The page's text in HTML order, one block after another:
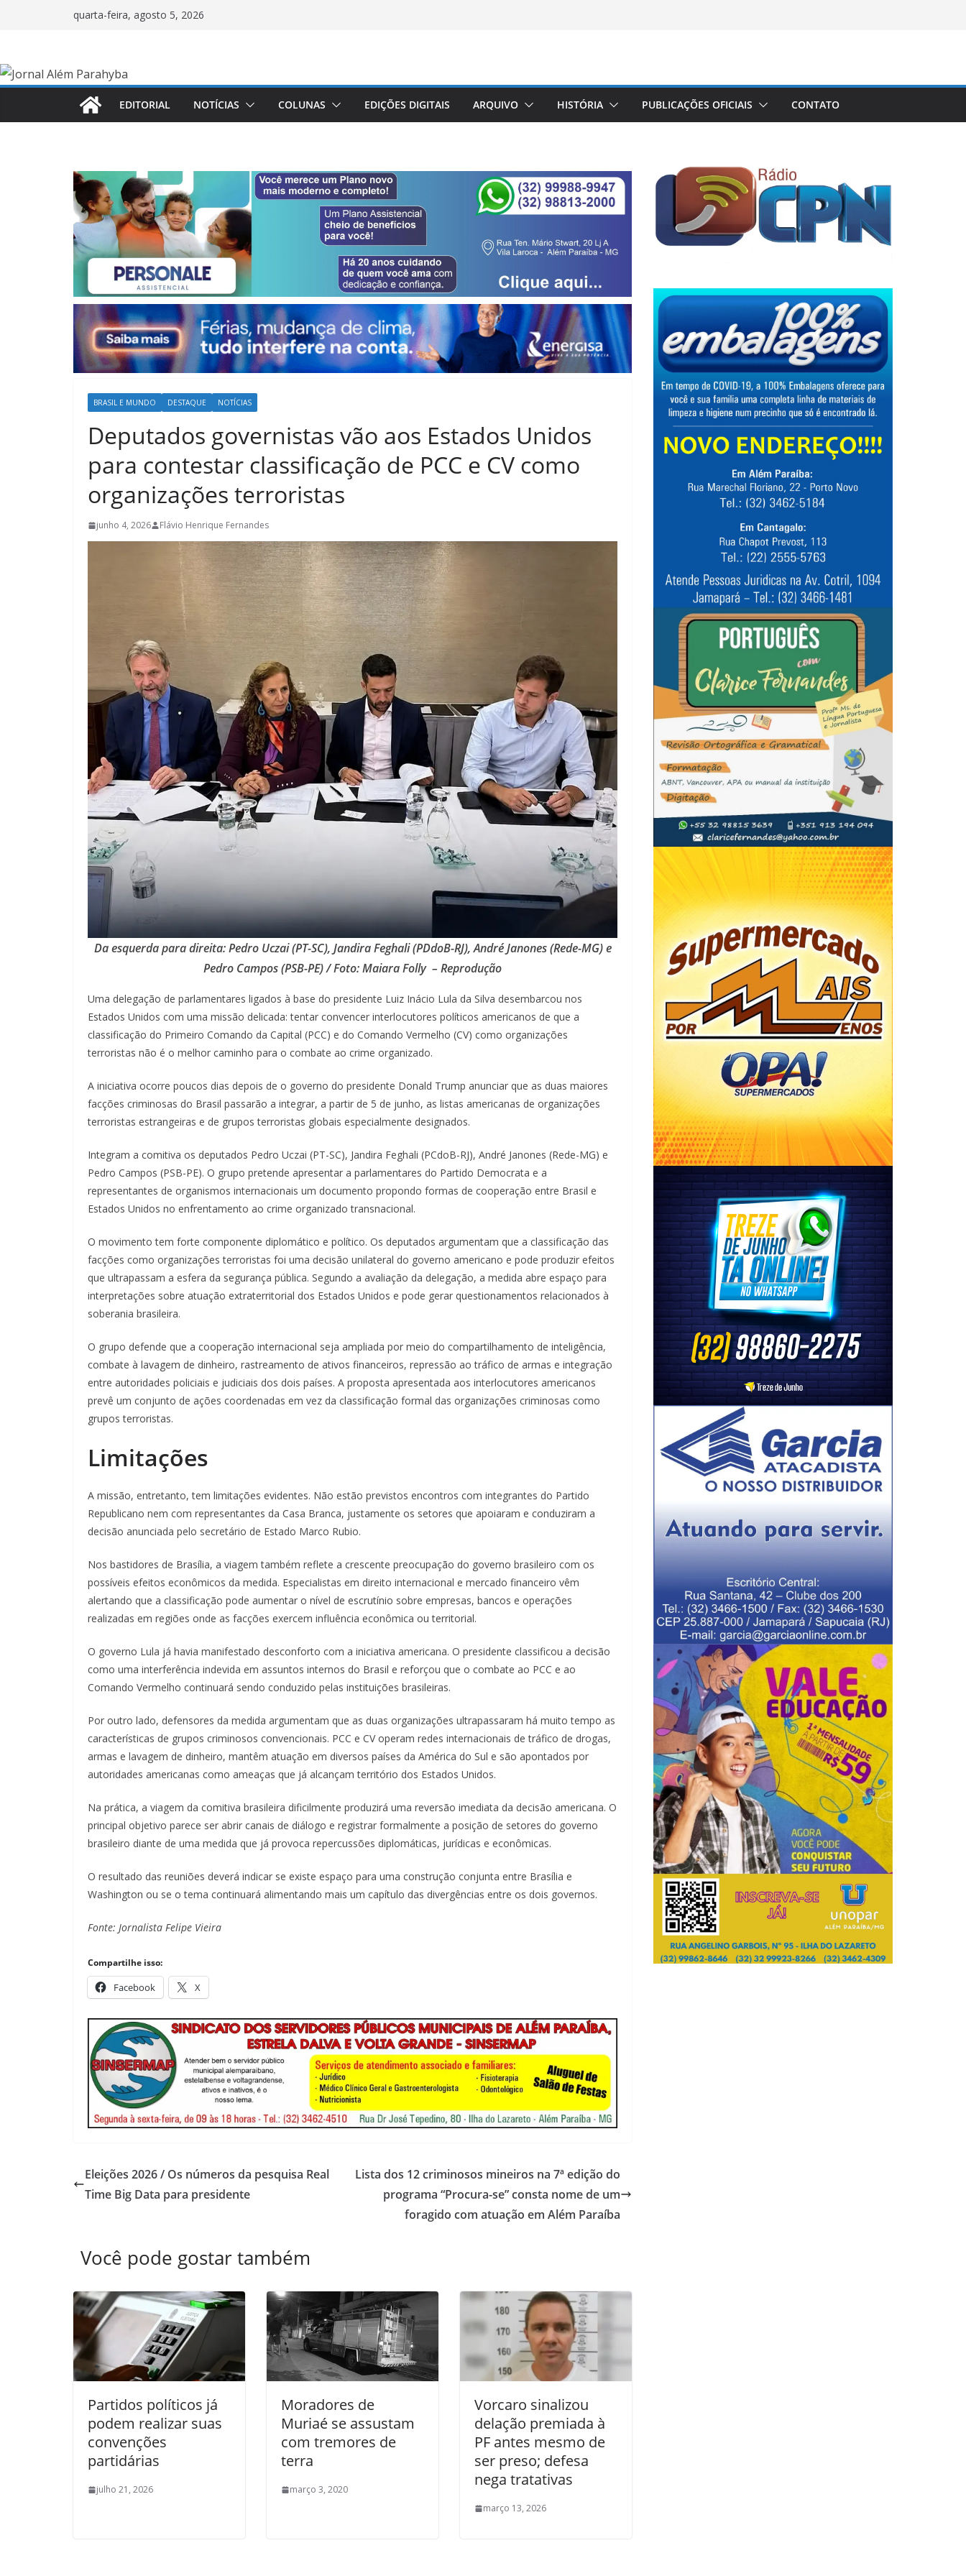
conteúdo
quarta-feira, agosto 5, 2026
EDITORIAL NOTÍCIAS COLUNAS EDIÇÕES DIGITAIS ARQUIVO HISTÓRIA PUBLICAÇÕES OFICIAIS CONTATO
BRASIL E MUNDO DESTAQUE NOTÍCIAS
Deputados governistas vão aos Estados Unidos
para contestar classificação de PCC e CV como
organizações terroristas
junho 4, 2026 Flávio Henrique Fernandes
Da esquerda para direita: Pedro Uczai (PT-SC), Jandira Feghali (PDdoB-RJ), André Janones (Rede-MG) e
Pedro Campos (PSB-PE) / Foto: Maiara Folly – Reprodução
Uma delegação de parlamentares ligados à base do presidente Luiz Inácio Lula da Silva desembarcou nos
Estados Unidos com uma missão delicada: tentar convencer interlocutores políticos americanos de que a
classificação do Primeiro Comando da Capital (PCC) e do Comando Vermelho (CV) como organizações
terroristas não é o melhor caminho para o combate ao crime organizado.
A iniciativa ocorre poucos dias depois de o governo do presidente Donald Trump anunciar que as duas maiores
facções criminosas do Brasil passarão a integrar, a partir de 5 de junho, as listas americanas de organizações
terroristas estrangeiras e de grupos terroristas globais especialmente designados.
Integram a comitiva os deputados Pedro Uczai (PT-SC), Jandira Feghali (PCdoB-RJ), André Janones (Rede-MG) e
Pedro Campos (PSB-PE). O grupo pretende apresentar a parlamentares do Partido Democrata e a
representantes de organismos internacionais um documento propondo formas de cooperação entre Brasil e
Estados Unidos no enfrentamento ao crime organizado transnacional.
O movimento tem forte componente diplomático e político. Os deputados argumentam que a classificação das
facções como organizações terroristas foi uma decisão unilateral do governo americano e pode produzir efeitos
que ultrapassam a esfera da segurança pública. Segundo a avaliação da delegação, a medida abre espaço para
interpretações sobre atuação extraterritorial dos Estados Unidos e pode gerar questionamentos relacionados à
soberania brasileira.
O grupo defende que a cooperação internacional seja ampliada por meio do compartilhamento de inteligência,
combate à lavagem de dinheiro, rastreamento de ativos financeiros, repressão ao tráfico de armas e integração
entre autoridades policiais e judiciais dos dois países. A proposta apresentada aos interlocutores americanos
prevê um conjunto de ações coordenadas em vez da classificação formal das organizações criminosas como
grupos terroristas.
Limitações
A missão, entretanto, tem limitações evidentes. Não estão previstos encontros com integrantes do Partido
Republicano nem com representantes da Casa Branca, justamente os setores que apoiaram e conduziram a
decisão anunciada pelo secretário de Estado Marco Rubio.
Nos bastidores de Brasília, a viagem também reflete a crescente preocupação do governo brasileiro com os
possíveis efeitos econômicos da medida. Especialistas em direito internacional e mercado financeiro vêm
alertando que a classificação pode aumentar o nível de escrutínio sobre empresas, bancos e operações
realizadas em regiões onde as facções exercem influência econômica ou territorial.
O governo Lula já havia manifestado desconforto com a iniciativa americana. O presidente classificou a decisão
como uma interferência indevida em assuntos internos do Brasil e reforçou que o combate ao PCC e ao
Comando Vermelho continuará sendo conduzido pelas instituições brasileiras.
Por outro lado, defensores da medida argumentam que as duas organizações ultrapassaram há muito tempo as
características de grupos criminosos convencionais. PCC e CV operam redes internacionais de tráfico de drogas,
armas e lavagem de dinheiro, mantêm atuação em diversos países da América do Sul e são apontados por
autoridades americanas como ameaças que já alcançam território dos Estados Unidos.
Na prática, a viagem da comitiva brasileira dificilmente produzirá uma reversão imediata da decisão americana. O
principal objetivo parece ser abrir canais de diálogo e registrar formalmente a posição de setores do governo
brasileiro diante de uma medida que já provoca repercussões diplomáticas, jurídicas e econômicas.
O resultado das reuniões deverá indicar se existe espaço para uma construção conjunta entre Brasília e
Washington ou se o tema continuará alimentando mais um capítulo das divergências entre os dois governos.
Fonte: Jornalista Felipe Vieira
Compartilhe isso:
Facebook X
Eleições 2026 / Os números da pesquisa Real
Time Big Data para presidente
Lista dos 12 criminosos mineiros na 7ª edição do
programa “Procura-se” consta nome de um
foragido com atuação em Além Paraíba
Você pode gostar também
Partidos políticos já
podem realizar suas
convenções
partidárias
julho 21, 2026
Moradores de
Muriaé se assustam
com tremores de
terra
março 3, 2020
Vorcaro sinalizou
delação premiada à
PF antes mesmo de
ser preso; defesa
nega tratativas
março 13, 2026